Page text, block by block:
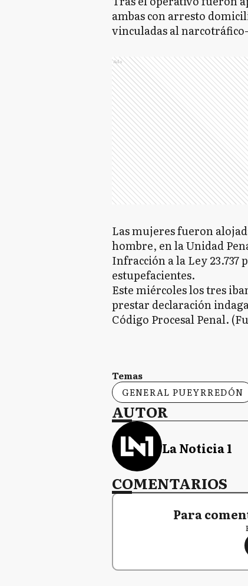
ambas con arresto
vinculadas al
Ads
Las mujeres fueron
hombre, en la Unidad
Infracción a la Ley 23.737
estupefacientes.
Este miércoles los tres
prestar declaración
Código Procesal Penal.
Temas
GENERAL PUEYRREDÓN
AUTOR
La Noticia 1
COMENTARIOS
Para